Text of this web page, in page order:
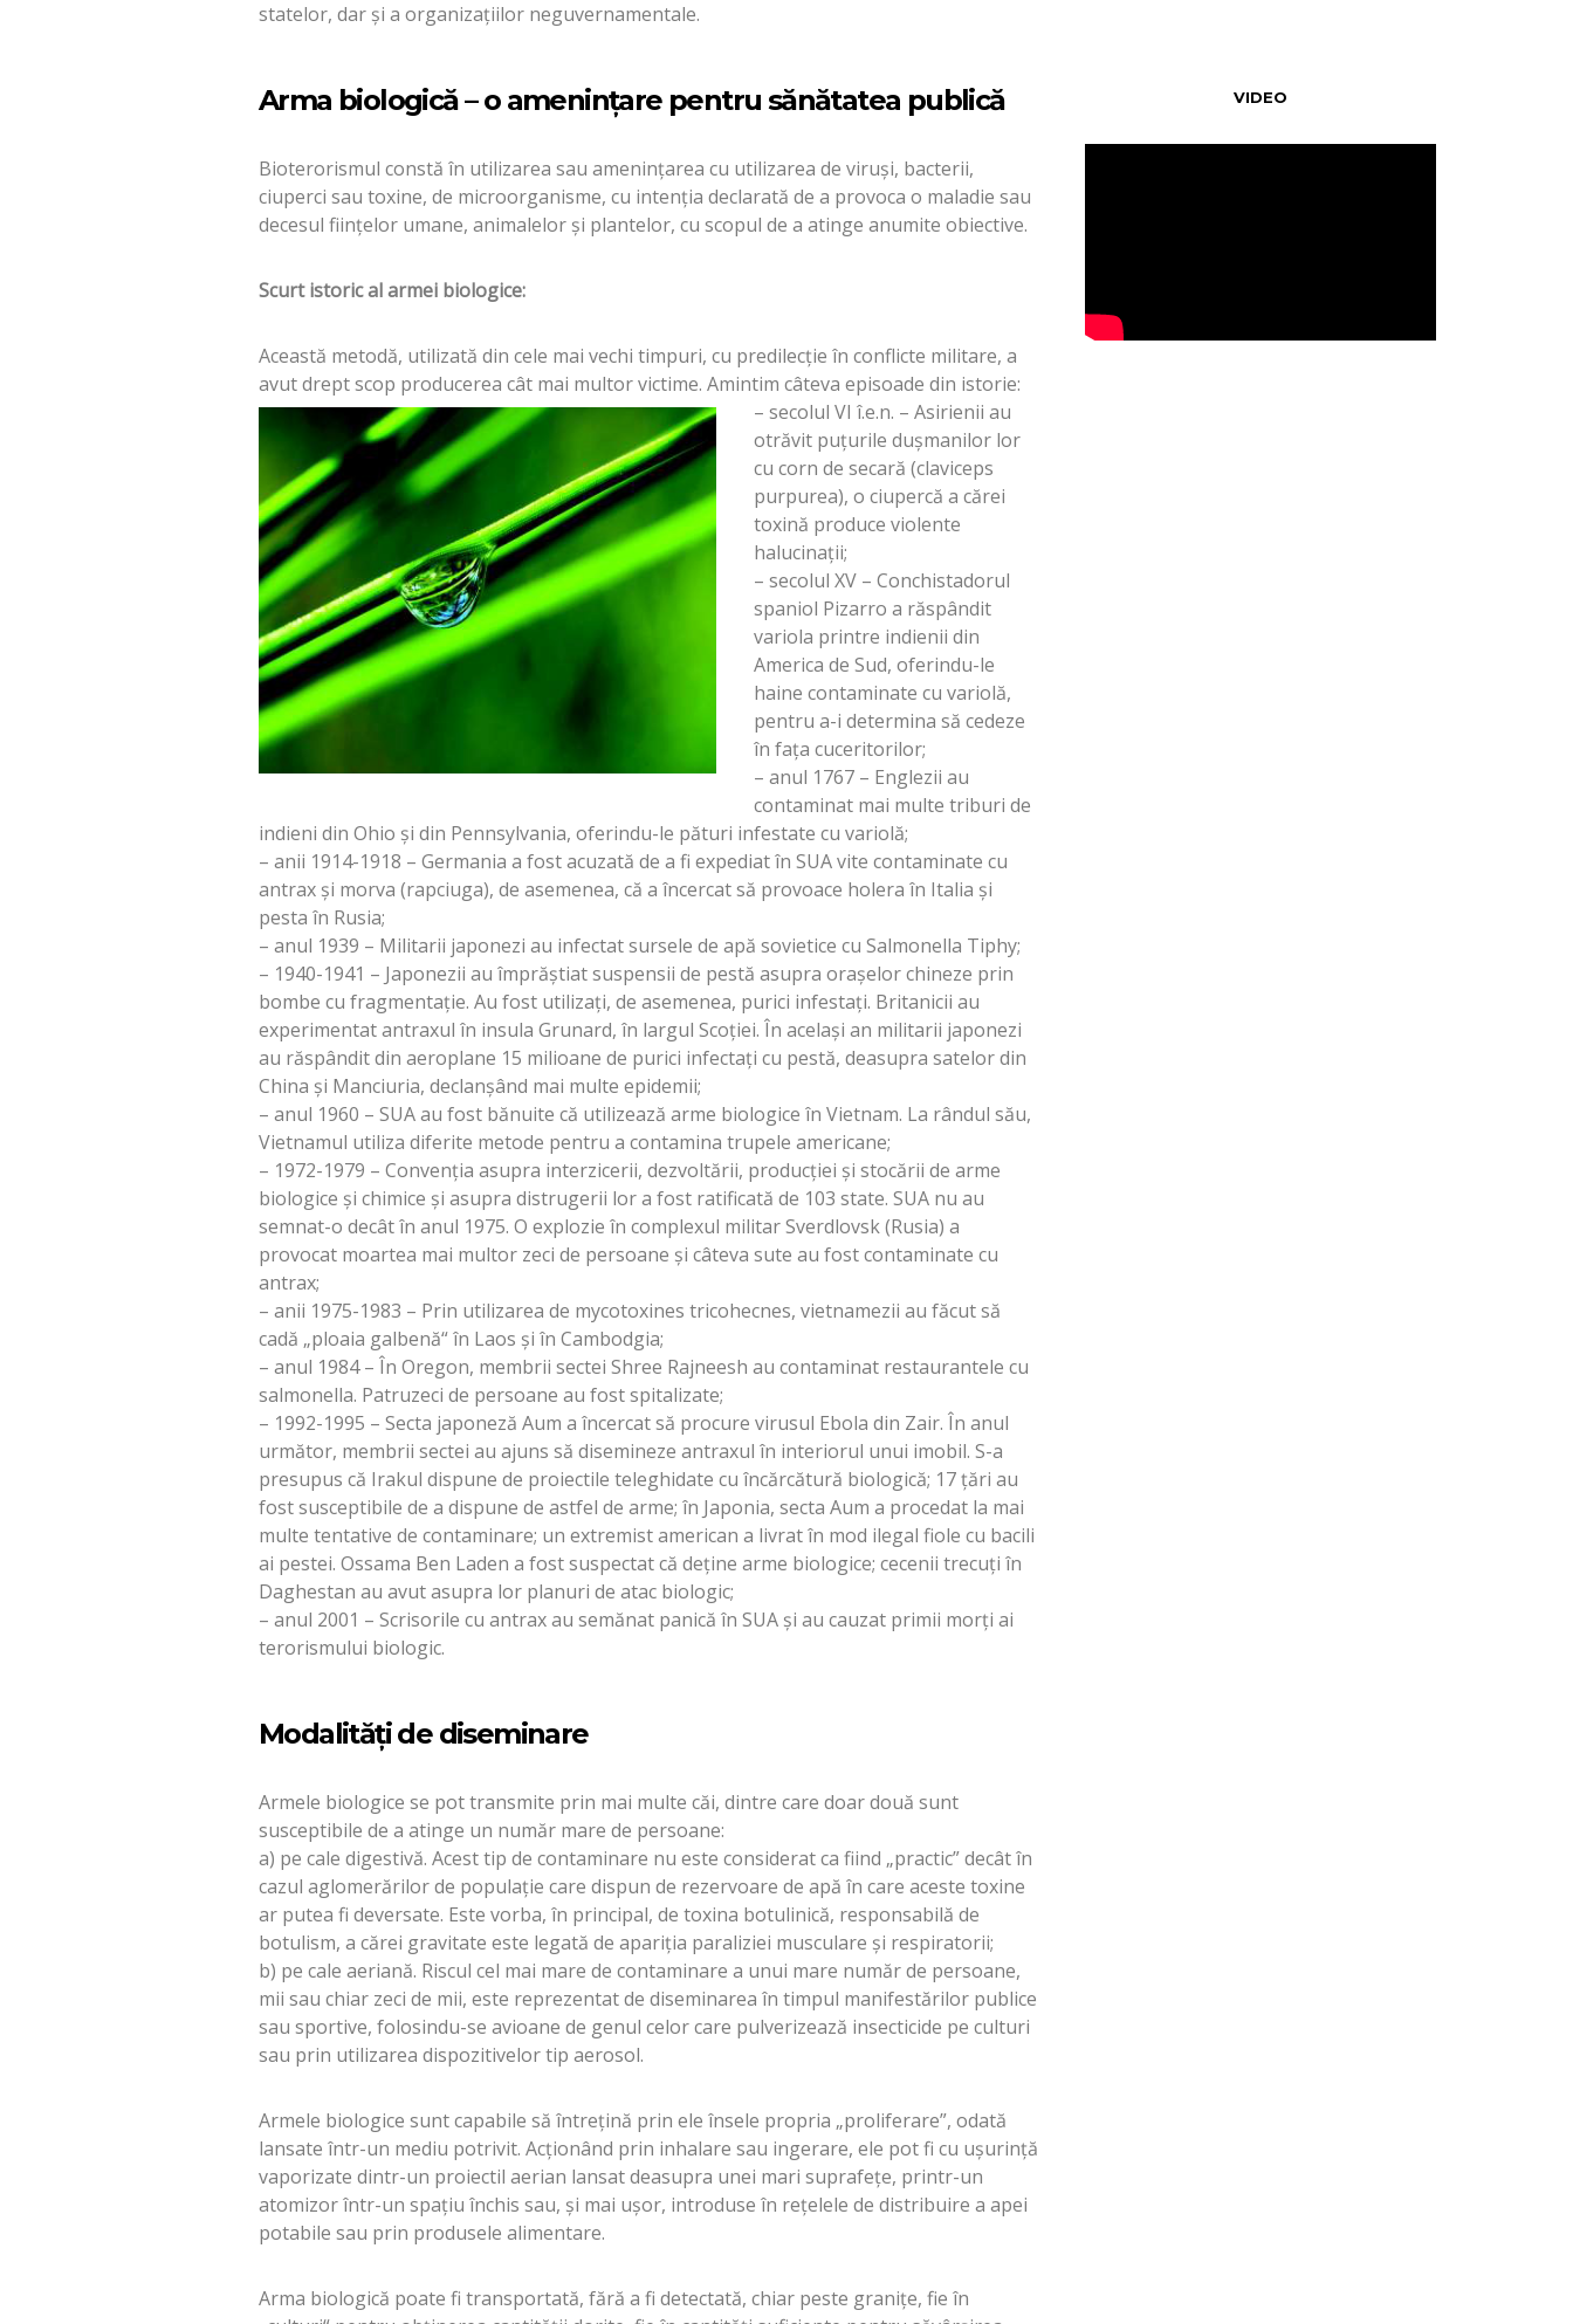
statelor, dar și a organizațiilor neguvernamentale.
Arma biologică – o amenințare pentru sănătatea publică
Bioterorismul constă în utilizarea sau amenințarea cu utilizarea de viruși, bacterii,
ciuperci sau toxine, de microorganisme, cu intenția declarată de a provoca o maladie sau
decesul ființelor umane, animalelor și plantelor, cu scopul de a atinge anumite obiective.
Scurt istoric al armei biologice:
Această metodă, utilizată din cele mai vechi timpuri, cu predilecție în conflicte militare, a
avut drept scop producerea cât mai multor victime. Amintim câteva episoade din istorie:
– secolul VI î.e.n. – Asirienii au
otrăvit puțurile dușmanilor lor
cu corn de secară (claviceps
purpurea), o ciupercă a cărei
toxină produce violente
halucinații;
– secolul XV – Conchistadorul
spaniol Pizarro a răspândit
variola printre indienii din
America de Sud, oferindu-le
haine contaminate cu variolă,
pentru a-i determina să cedeze
în fața cuceritorilor;
– anul 1767 – Englezii au
contaminat mai multe triburi de
indieni din Ohio și din Pennsylvania, oferindu-le pături infestate cu variolă;
– anii 1914-1918 – Germania a fost acuzată de a fi expediat în SUA vite contaminate cu
antrax și morva (rapciuga), de asemenea, că a încercat să provoace holera în Italia și
pesta în Rusia;
– anul 1939 – Militarii japonezi au infectat sursele de apă sovietice cu Salmonella Tiphy;
– 1940-1941 – Japonezii au împrăștiat suspensii de pestă asupra orașelor chineze prin
bombe cu fragmentație. Au fost utilizați, de asemenea, purici infestați. Britanicii au
experimentat antraxul în insula Grunard, în largul Scoției. În același an militarii japonezi
au răspândit din aeroplane 15 milioane de purici infectați cu pestă, deasupra satelor din
China și Manciuria, declanșând mai multe epidemii;
– anul 1960 – SUA au fost bănuite că utilizează arme biologice în Vietnam. La rândul său,
Vietnamul utiliza diferite metode pentru a contamina trupele americane;
– 1972-1979 – Convenția asupra interzicerii, dezvoltării, producției și stocării de arme
biologice și chimice și asupra distrugerii lor a fost ratificată de 103 state. SUA nu au
semnat-o decât în anul 1975. O explozie în complexul militar Sverdlovsk (Rusia) a
provocat moartea mai multor zeci de persoane și câteva sute au fost contaminate cu
antrax;
– anii 1975-1983 – Prin utilizarea de mycotoxines tricohecnes, vietnamezii au făcut să
cadă „ploaia galbenă“ în Laos și în Cambodgia;
– anul 1984 – În Oregon, membrii sectei Shree Rajneesh au contaminat restaurantele cu
salmonella. Patruzeci de persoane au fost spitalizate;
– 1992-1995 – Secta japoneză Aum a încercat să procure virusul Ebola din Zair. În anul
următor, membrii sectei au ajuns să disemineze antraxul în interiorul unui imobil. S-a
presupus că Irakul dispune de proiectile teleghidate cu încărcătură biologică; 17 țări au
fost susceptibile de a dispune de astfel de arme; în Japonia, secta Aum a procedat la mai
multe tentative de contaminare; un extremist american a livrat în mod ilegal fiole cu bacili
ai pestei. Ossama Ben Laden a fost suspectat că deține arme biologice; cecenii trecuți în
Daghestan au avut asupra lor planuri de atac biologic;
– anul 2001 – Scrisorile cu antrax au semănat panică în SUA și au cauzat primii morți ai
terorismului biologic.
Modalități de diseminare
Armele biologice se pot transmite prin mai multe căi, dintre care doar două sunt
susceptibile de a atinge un număr mare de persoane:
a) pe cale digestivă. Acest tip de contaminare nu este considerat ca fiind „practic” decât în
cazul aglomerărilor de populație care dispun de rezervoare de apă în care aceste toxine
ar putea fi deversate. Este vorba, în principal, de toxina botulinică, responsabilă de
botulism, a cărei gravitate este legată de apariția paraliziei musculare și respiratorii;
b) pe cale aeriană. Riscul cel mai mare de contaminare a unui mare număr de persoane,
mii sau chiar zeci de mii, este reprezentat de diseminarea în timpul manifestărilor publice
sau sportive, folosindu-se avioane de genul celor care pulverizează insecticide pe culturi
sau prin utilizarea dispozitivelor tip aerosol.
Armele biologice sunt capabile să întrețină prin ele însele propria „proliferare”, odată
lansate într-un mediu potrivit. Acționând prin inhalare sau ingerare, ele pot fi cu ușurință
vaporizate dintr-un proiectil aerian lansat deasupra unei mari suprafețe, printr-un
atomizor într-un spațiu închis sau, și mai ușor, introduse în rețelele de distribuire a apei
potabile sau prin produsele alimentare.
Arma biologică poate fi transportată, fără a fi detectată, chiar peste granițe, fie în
VIDEO